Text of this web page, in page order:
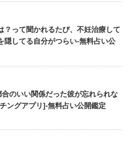
？って聞かれるたび、不妊治療して
隠してる自分がつらい-無料占い公
のいい関係だった彼が忘れられな
ングアプリ]-無料占い公開鑑定